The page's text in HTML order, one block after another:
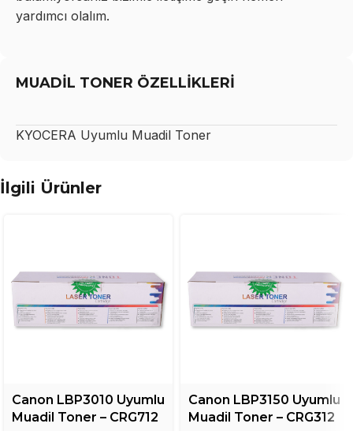
yardımcı olalım.
MUADİL TONER ÖZELLİKLERİ
KYOCERA Uyumlu Muadil Toner
İlgili Ürünler
Canon LBP3010 Uyumlu
Muadil Toner – CRG712
Canon LBP3150 Uyumlu
Muadil Toner – CRG312